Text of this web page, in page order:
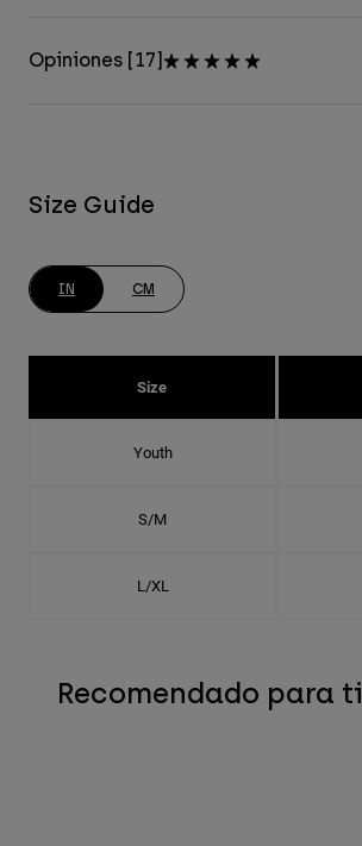
Opiniones [17]
Size Guide
IN CM
Size
Youth
S/M
L/XL
Recomendado para ti